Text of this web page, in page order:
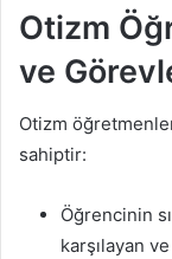
Otizm
ve
Otizm
sahiptir:
Öğrencinin
karşılayan